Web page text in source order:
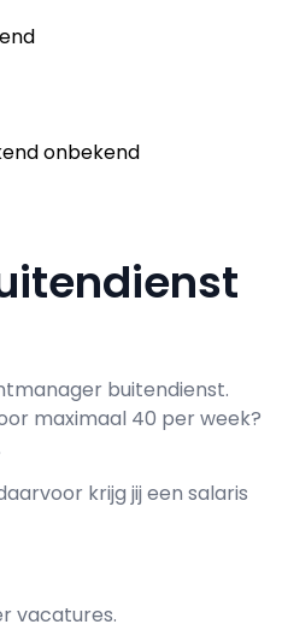
onbekend
buitendienst.
maximaal 40 per week?
krijg jij een salaris
vacatures.